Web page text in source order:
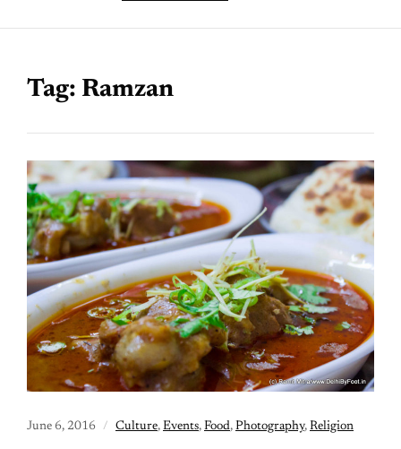
Tag: Ramzan
June 6, 2016 Culture, Events, Food, Photography, Religion